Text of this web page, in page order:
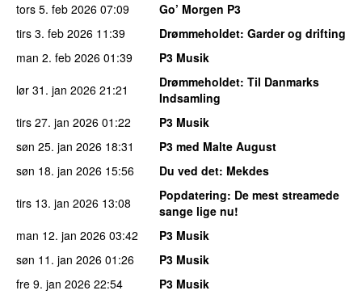
tors 5. feb 2026 07:09
Go’ Morgen P3
tirs 3. feb 2026 11:39 Drømmeholdet: Garder og drifting
man 2. feb 2026 01:39
P3 Musik
lør 31. jan 2026 21:21 Drømmeholdet: Til Danmarks
Indsamling
tirs 27. jan 2026 01:22
P3 Musik
søn 25. jan 2026 18:31
P3 med Malte August
søn 18. jan 2026 15:56 Du ved det: Mekdes
tirs 13. jan 2026 13:08 Popdatering: De mest streamede
sange lige nu!
man 12. jan 2026 03:42
P3 Musik
søn 11. jan 2026 01:26
P3 Musik
fre 9. jan 2026 22:54
P3 Musik